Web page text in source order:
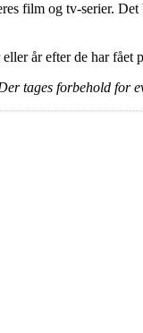
film og tv-serier.
år efter de har fået
tages forbehold for